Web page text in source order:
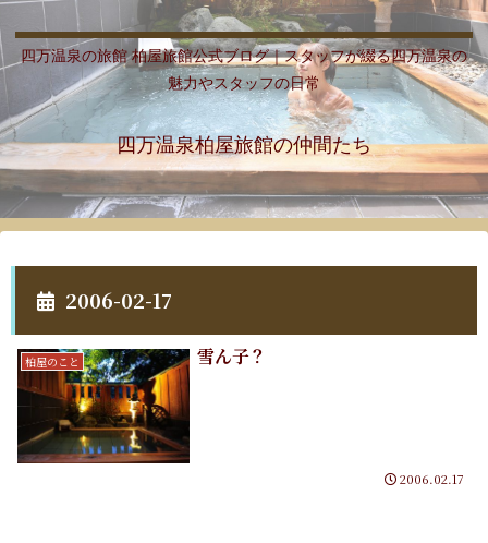
四万温泉の旅館 柏屋旅館公式ブログ｜スタッフが綴る四万温泉の
魅力やスタッフの日常
四万温泉柏屋旅館の仲間たち
2006-02-17
柏屋のこと 雪ん子？
2006.02.17